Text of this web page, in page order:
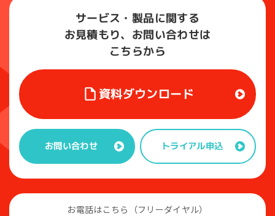
サービス・製品に関する
お見積もり、お問い合わせは
こちらから
資料ダウンロード
お問い合わせ トライアル申込
お電話はこちら（フリーダイヤル）